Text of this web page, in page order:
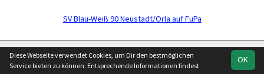
SV Blau-Weiß 90 Neustadt/Orla auf FuPa
soccero.de
OK
Diese Webseite verwendet Cookies, um Dir den bestmöglichen
Service bieten zu können. Entsprechende Informationen findest